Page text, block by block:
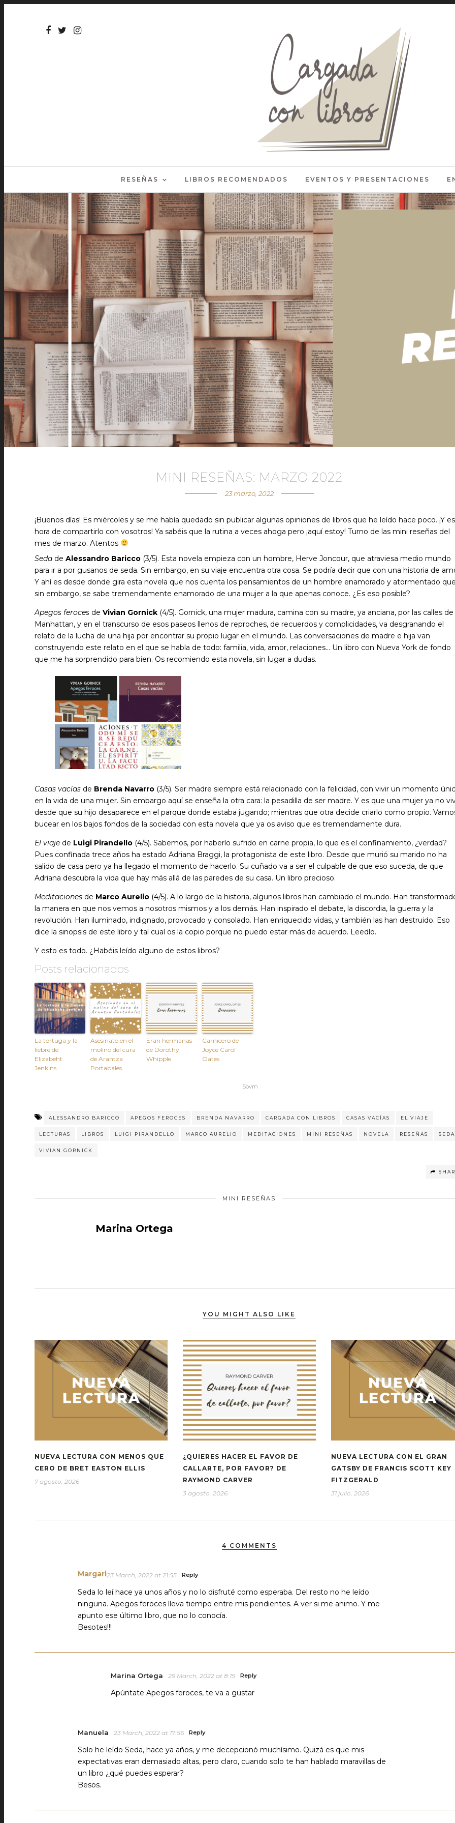
RESEÑAS LIBROS RECOMENDADOS EVENTOS Y PRESENTACIONES
MINI RESEÑAS: MARZO 2022
23 marzo, 2022
¡Buenos días! Es miércoles y se me había quedado sin publicar algunas opiniones de libros que he leído hace poco. ¡Y es
hora de compartirlo con vosotros! Ya sabéis que la rutina a veces ahoga pero ¡aquí estoy! Turno de las mini reseñas del
mes de marzo. Atentos
Seda de Alessandro Baricco (3/5). Esta novela empieza con un hombre, Herve Joncour, que atraviesa medio mundo
para ir a por gusanos de seda. Sin embargo, en su viaje encuentra otra cosa. Se podría decir que con una historia de
Y ahí es desde donde gira esta novela que nos cuenta los pensamientos de un hombre enamorado y atormentado
sin embargo, se sabe tremendamente enamorado de una mujer a la que apenas conoce. ¿Es eso posible?
Apegos feroces de Vivian Gornick (4/5). Gornick, una mujer madura, camina con su madre, ya anciana, por las calles de
Manhattan, y en el transcurso de esos paseos llenos de reproches, de recuerdos y complicidades, va desgranando el
relato de la lucha de una hija por encontrar su propio lugar en el mundo. Las conversaciones de madre e hija van
construyendo este relato en el que se habla de todo: familia, vida, amor, relaciones… Un libro con Nueva York de fondo
que me ha sorprendido para bien. Os recomiendo esta novela, sin lugar a dudas.
Casas vacías de Brenda Navarro (3/5). Ser madre siempre está relacionado con la felicidad, con vivir un momento
en la vida de una mujer. Sin embargo aquí se enseña la otra cara: la pesadilla de ser madre. Y es que una mujer ya no
desde que su hijo desaparece en el parque donde estaba jugando; mientras que otra decide criarlo como propio.
bucear en los bajos fondos de la sociedad con esta novela que ya os aviso que es tremendamente dura.
El viaje de Luigi Pirandello (4/5). Sabemos, por haberlo sufrido en carne propia, lo que es el confinamiento, ¿verdad?
Pues confinada trece años ha estado Adriana Braggi, la protagonista de este libro. Desde que murió su marido no ha
salido de casa pero ya ha llegado el momento de hacerlo. Su cuñado va a ser el culpable de que eso suceda, de que
Adriana descubra la vida que hay más allá de las paredes de su casa. Un libro precioso.
Meditaciones de Marco Aurelio (4/5). A lo largo de la historia, algunos libros han cambiado el mundo. Han
la manera en que nos vemos a nosotros mismos y a los demás. Han inspirado el debate, la discordia, la guerra y la
revolución. Han iluminado, indignado, provocado y consolado. Han enriquecido vidas, y también las han destruido. Eso
dice la sinopsis de este libro y tal cual os la copio porque no puedo estar más de acuerdo. Leedlo.
Y esto es todo. ¿Habéis leído alguno de estos libros?
Posts relacionados
La tortuga y la
liebre de
Elizabeht
Jenkins
Asesinato en el
molino del cura
de Arantza
Portabales
Eran hermanas
de Dorothy
Whipple
Carnicero de
Joyce Carol
Oates
Sovrn
ALESSANDRO BARICCO APEGOS FEROCES BRENDA NAVARRO CARGADA CON LIBROS CASAS VACÍAS EL VIAJE
LECTURAS LIBROS LUIGI PIRANDELLO MARCO AURELIO MEDITACIONES MINI RESEÑAS NOVELA RESEÑAS SEDA
VIVIAN GORNICK
MINI RESEÑAS
Marina Ortega
YOU MIGHT ALSO LIKE
NUEVA LECTURA CON MENOS QUE
CERO DE BRET EASTON ELLIS
7 agosto, 2026
¿QUIERES HACER EL FAVOR DE
CALLARTE, POR FAVOR? DE
RAYMOND CARVER
3 agosto, 2026
NUEVA LECTURA CON EL GRAN
GATSBY DE FRANCIS SCOTT KEY
FITZGERALD
31 julio, 2026
4 COMMENTS
Margari23 March, 2022 at 21:55 Reply
Seda lo leí hace ya unos años y no lo disfruté como esperaba. Del resto no he leído
ninguna. Apegos feroces lleva tiempo entre mis pendientes. A ver si me animo. Y me
apunto ese último libro, que no lo conocía.
Besotes!!!
Marina Ortega 29 March, 2022 at 8:15 Reply
Apúntate Apegos feroces, te va a gustar
Manuela 23 March, 2022 at 17:56 Reply
Solo he leído Seda, hace ya años, y me decepcionó muchísimo. Quizá es que mis
expectativas eran demasiado altas, pero claro, cuando solo te han hablado maravillas de
un libro ¿qué puedes esperar?
Besos.